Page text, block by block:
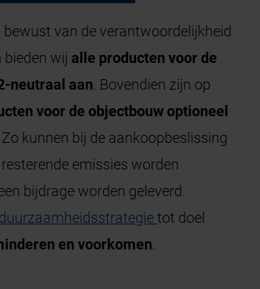
van de verantwoordelijkheid
bieden wij alle producten voor de
neutraal aan. Bovendien zijn op
voor de objectbouw optioneel
Zo kunnen bij de aankoopbeslissing
emissies worden
bijdrage worden geleverd.
duurzaamheidsstrategietot doel
en voorkomen.